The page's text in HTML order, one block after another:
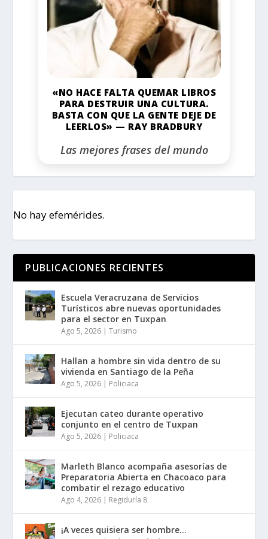
«NO HACE FALTA QUEMAR LIBROS
PARA DESTRUIR UNA CULTURA.
BASTA CON QUE LA GENTE DEJE DE
LEERLOS» — RAY BRADBURY
Las mejores frases del mundo
No hay efemérides.
PUBLICACIONES RECIENTES
Escuela Veracruzana de Servicios
Turísticos abre nuevas oportunidades
para el sector en Tuxpan
Ago 5, 2026 |Turismo
Hallan a hombre sin vida dentro de su
vivienda en Santiago de la Peña
Ago 5, 2026 | Policiaca
Ejecutan cateo durante operativo
conjunto en el centro de Tuxpan
Ago 5, 2026 | Policiaca
Marleth Blanco acompaña asesorías de
Preparatoria Abierta en Chacoaco para
combatir el rezago educativo
Ago 4, 2026 | Regiduría 8
¡A veces quisiera ser hombre…